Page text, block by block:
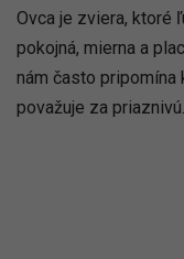
Ovca je zviera, ktoré
pokojná, mierna a
nám často pripomína
považuje za priaznivú.